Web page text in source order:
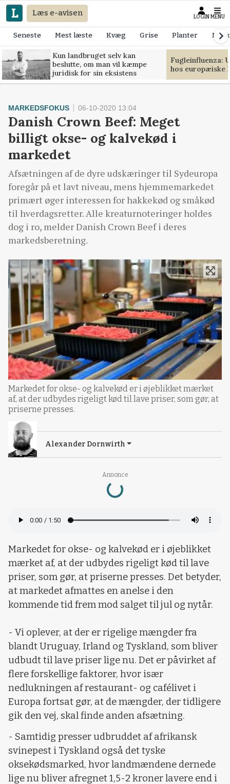
Læs e-avisen LOGIN MENU
Seneste Mest læste Kvæg Grise Planter
Kun landbruget selv kan
beslutte, om man vil kæmpe
juridisk for sin eksistens
Fugleinfluenza:
hos europæiske
Annonce
Loading...
MARKEDSFOKUS 06-10-2020 13:04
Danish Crown Beef: Meget
billigt okse- og kalvekød i
markedet
Afsætningen af de dyre udskæringer til Sydeuropa
foregår på et lavt niveau, mens hjemmemarkedet
primært øger interessen for hakkekød og småkød
til hverdagsretter. Alle kreaturnoteringer holdes
dog i ro, melder Danish Crown Beef i deres
markedsberetning.
Markedet for okse- og kalvekød er i øjeblikket mærket
af, at der udbydes rigeligt kød til lave priser, som gør, at
priserne presses.
Alexander Dornwirth
Markedet for okse- og kalvekød er i øjeblikket
mærket af, at der udbydes rigeligt kød til lave
priser, som gør, at priserne presses. Det betyder,
at markedet afmattes en anelse i den
kommende tid frem mod salget til jul og nytår.
- Vi oplever, at der er rigelige mængder fra
blandt Uruguay, Irland og Tyskland, som bliver
udbudt til lave priser lige nu. Det er påvirket af
flere forskellige faktorer, hvor især
nedlukningen af restaurant- og cafélivet i
Europa fortsat gør, at de mængder, der tidligere
gik den vej, skal finde anden afsætning.
- Samtidig presser udbruddet af afrikansk
svinepest i Tyskland også det tyske
oksekødsmarked, hvor landmændene dernede
lige nu bliver afregnet 1,5-2 kroner lavere end i